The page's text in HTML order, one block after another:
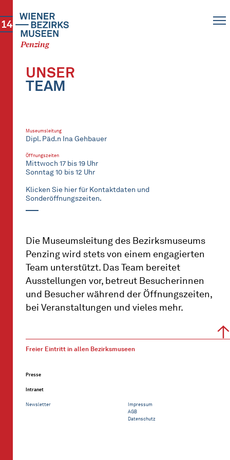
Penzing
14
UNSER
TEAM
Museumsleitung
Dipl. Päd.n Ina Gehbauer
Öffnungszeiten
Mittwoch 17 bis 19 Uhr
Sonntag 10 bis 12 Uhr
Klicken Sie hier für Kontaktdaten und
Sonderöffnungszeiten.
Die Museumsleitung des Bezirksmuseums
Penzing wird stets von einem engagierten
Team unterstützt. Das Team bereitet
Ausstellungen vor, betreut Besucherinnen
und Besucher während der Öffnungszeiten,
bei Veranstaltungen und vieles mehr.
Freier Eintritt in allen Bezirksmuseen
Presse
Intranet
Newsletter
Impressum
AGB
Datenschutz